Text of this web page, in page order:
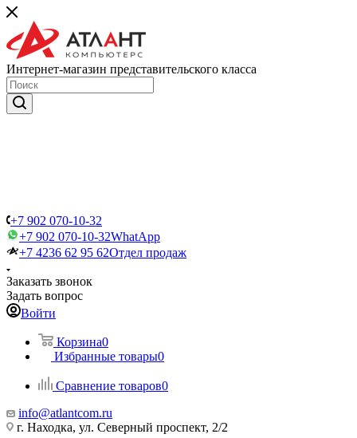
Интернет-магазин представительского класса
+7 902 070-10-32
+7 902 070-10-32WhatApp
+7 4236 62 95 62Отдел продаж
Заказать звонок
Задать вопрос
Войти
Корзина0
Избранные товары0
Сравнение товаров0
info@atlantcom.ru
г. Находка, ул. Северный проспект, 2/2